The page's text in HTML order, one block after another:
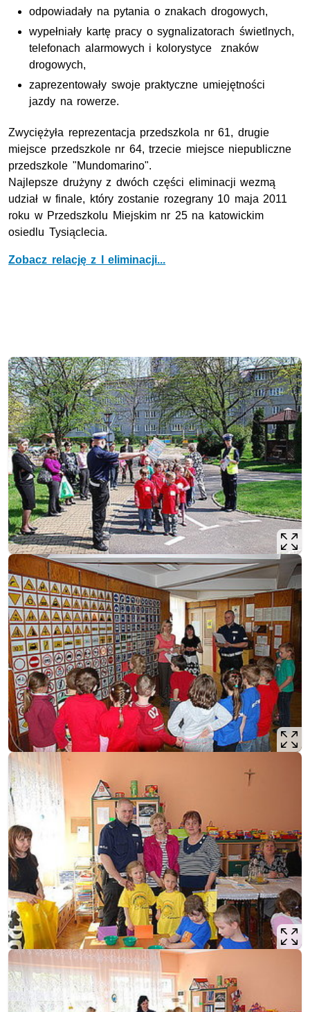
odpowiadały na pytania o znakach drogowych,
wypełniały kartę pracy o sygnalizatorach świetlnych,
telefonach alarmowych i kolorystyce znaków
drogowych,
zaprezentowały swoje praktyczne umiejętności
jazdy na rowerze.
Zwyciężyła reprezentacja przedszkola nr 61, drugie
miejsce przedszkole nr 64, trzecie miejsce niepubliczne
przedszkole "Mundomarino".
Najlepsze drużyny z dwóch części eliminacji wezmą
udział w finale, który zostanie rozegrany 10 maja 2011
roku w Przedszkolu Miejskim nr 25 na katowickim
osiedlu Tysiąclecia.
Zobacz relację z I eliminacji...